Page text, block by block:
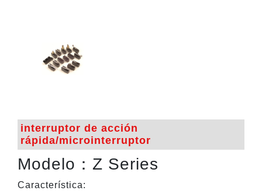
interruptor de acción
rápida/microinterruptor
Modelo：Z Series
Característica: